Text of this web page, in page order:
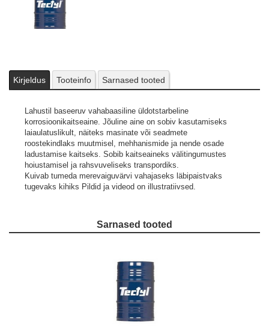
Kirjeldus Tooteinfo Sarnased tooted
Lahustil baseeruv vahabaasiline üldotstarbeline
korrosioonikaitseaine. Jõuline aine on sobiv kasutamiseks
laiaulatuslikult, näiteks masinate või seadmete
roostekindlaks muutmisel, mehhanismide ja nende osade
ladustamise kaitseks. Sobib kaitseaineks välitingumustes
hoiustamisel ja rahsvuveliseks transpordiks.
Kuivab tumeda merevaiguvärvi vahajaseks läbipaistvaks
tugevaks kihiks Pildid ja videod on illustratiivsed.
Sarnased tooted